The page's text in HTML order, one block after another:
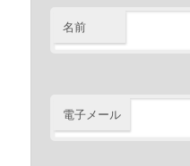
名前
電子メール